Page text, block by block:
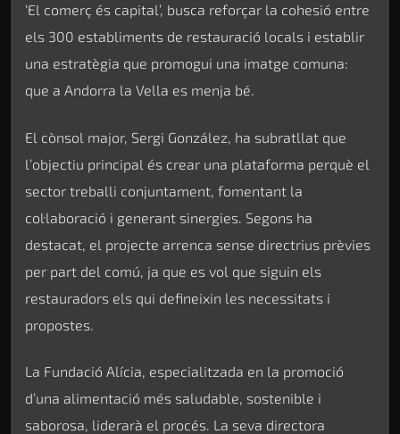
‘El comerç és capital’, busca reforçar la cohesió entre
els 300 establiments de restauració locals i establir
una estratègia que promogui una imatge comuna:
que a Andorra la Vella es menja bé.
El cònsol major, Sergi González, ha subratllat que
l’objectiu principal és crear una plataforma perquè el
sector treballi conjuntament, fomentant la
col·laboració i generant sinergies. Segons ha
destacat, el projecte arrenca sense directrius prèvies
per part del comú, ja que es vol que siguin els
restauradors els qui defineixin les necessitats i
propostes.
La Fundació Alícia, especialitzada en la promoció
d’una alimentació més saludable, sostenible i
saborosa, liderarà el procés. La seva directora